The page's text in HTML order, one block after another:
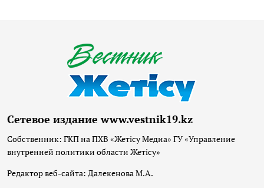
Сетевое издание www.vestnik19.kz
Собственник: ГКП на ПХВ «Жетісу Медиа» ГУ «Управление
внутренней политики области Жетісу»
Редактор веб-сайта: Далекенова М.А.